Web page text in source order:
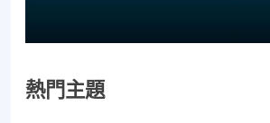
熱門主題